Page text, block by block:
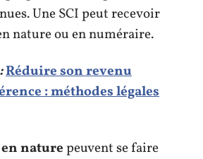
Une SCI peut recevoir
nature ou en numéraire.
Réduire son revenu
: méthodes légales
naturepeuvent se faire